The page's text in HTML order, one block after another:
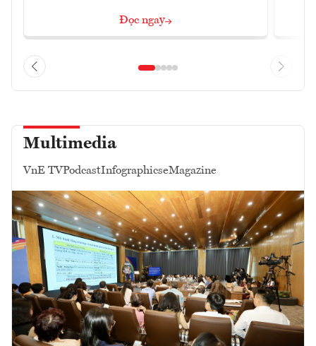
Đọc ngay
Multimedia
VnE TVPodcastInfographicseMagazine